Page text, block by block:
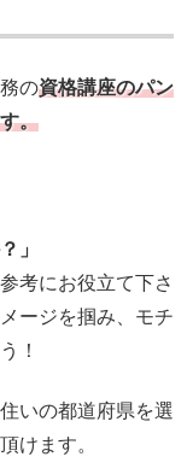
の資格講座のパン
。
」
考にお役立て下さ
ージを掴み、モチ
！
いの都道府県を選
けます。